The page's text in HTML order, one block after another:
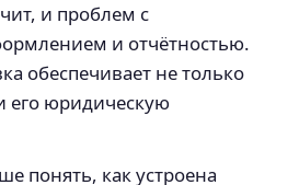
и проблем с
и отчётностью.
обеспечивает не только
его юридическую
понять, как устроена